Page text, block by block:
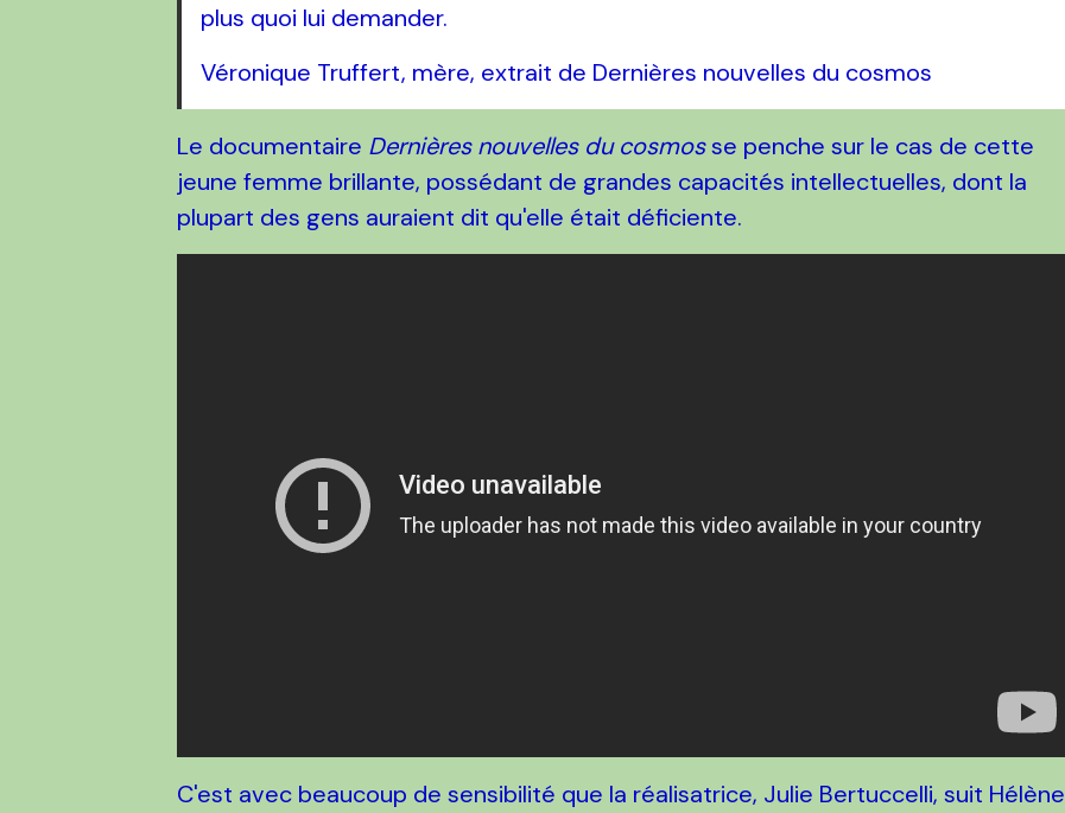
plus quoi lui demander.
Véronique Truffert, mère, extrait de Dernières nouvelles du cosmos
Le documentaire Dernières nouvelles du cosmosse penche sur le cas de cette
jeune femme brillante, possédant de grandes capacités intellectuelles, dont la
plupart des gens auraient dit qu'elle était déficiente.
C'est avec beaucoup de sensibilité que la réalisatrice, Julie Bertuccelli, suit Hélène